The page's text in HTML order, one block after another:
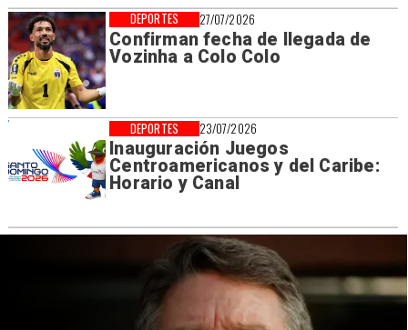
27/07/2026
Confirman fecha de llegada de
Vozinha a Colo Colo
DEPORTES
23/07/2026
Inauguración Juegos
Centroamericanos y del Caribe:
Horario y Canal
DEPORTES